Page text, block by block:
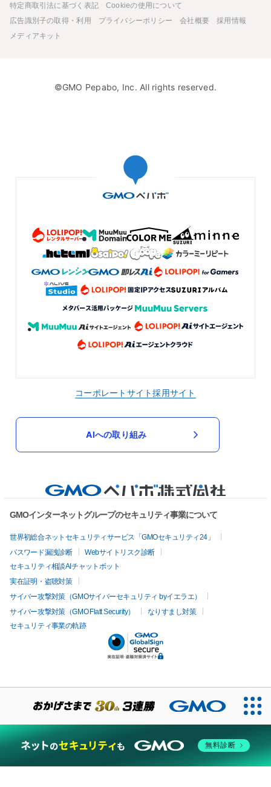
特定商取引法に基づく表記
Cookieの使用について
広告識別子の取得・利用
プライバシーポリシー 会社概要
採用情報
メディアキット
©GMO Pepabo, Inc. All rights reserved.
コーポレートサイト採用サイト
AIへの取り組み
GMOインターネットグループのセキュリティ事業について
世界初総合ネットセキュリティサービス「GMOセキュリティ24」
パスワード漏洩診断
Webサイトリスク診断
セキュリティ相談AIチャットボット
実在証明・盗聴対策
サイバー攻撃対策（GMOサイバーセキュリティ byイエラエ）
サイバー攻撃対策（GMO Flatt Security）
なりすまし対策
セキュリティ事業の軌跡
無料診断